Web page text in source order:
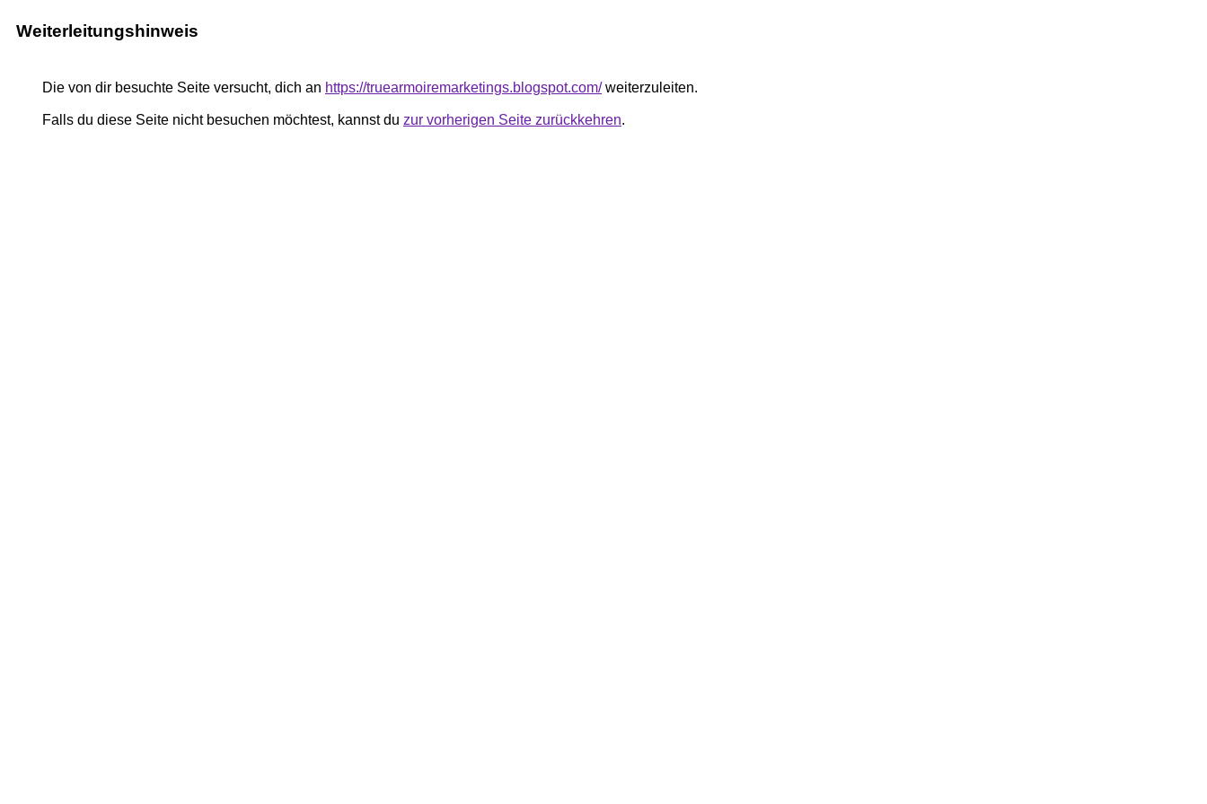
Weiterleitungshinweis
Die von dir besuchte Seite versucht, dich an https://truearmoiremarketings.blogspot.com/weiterzuleiten.
Falls du diese Seite nicht besuchen möchtest, kannst du zur vorherigen Seite zurückkehren.